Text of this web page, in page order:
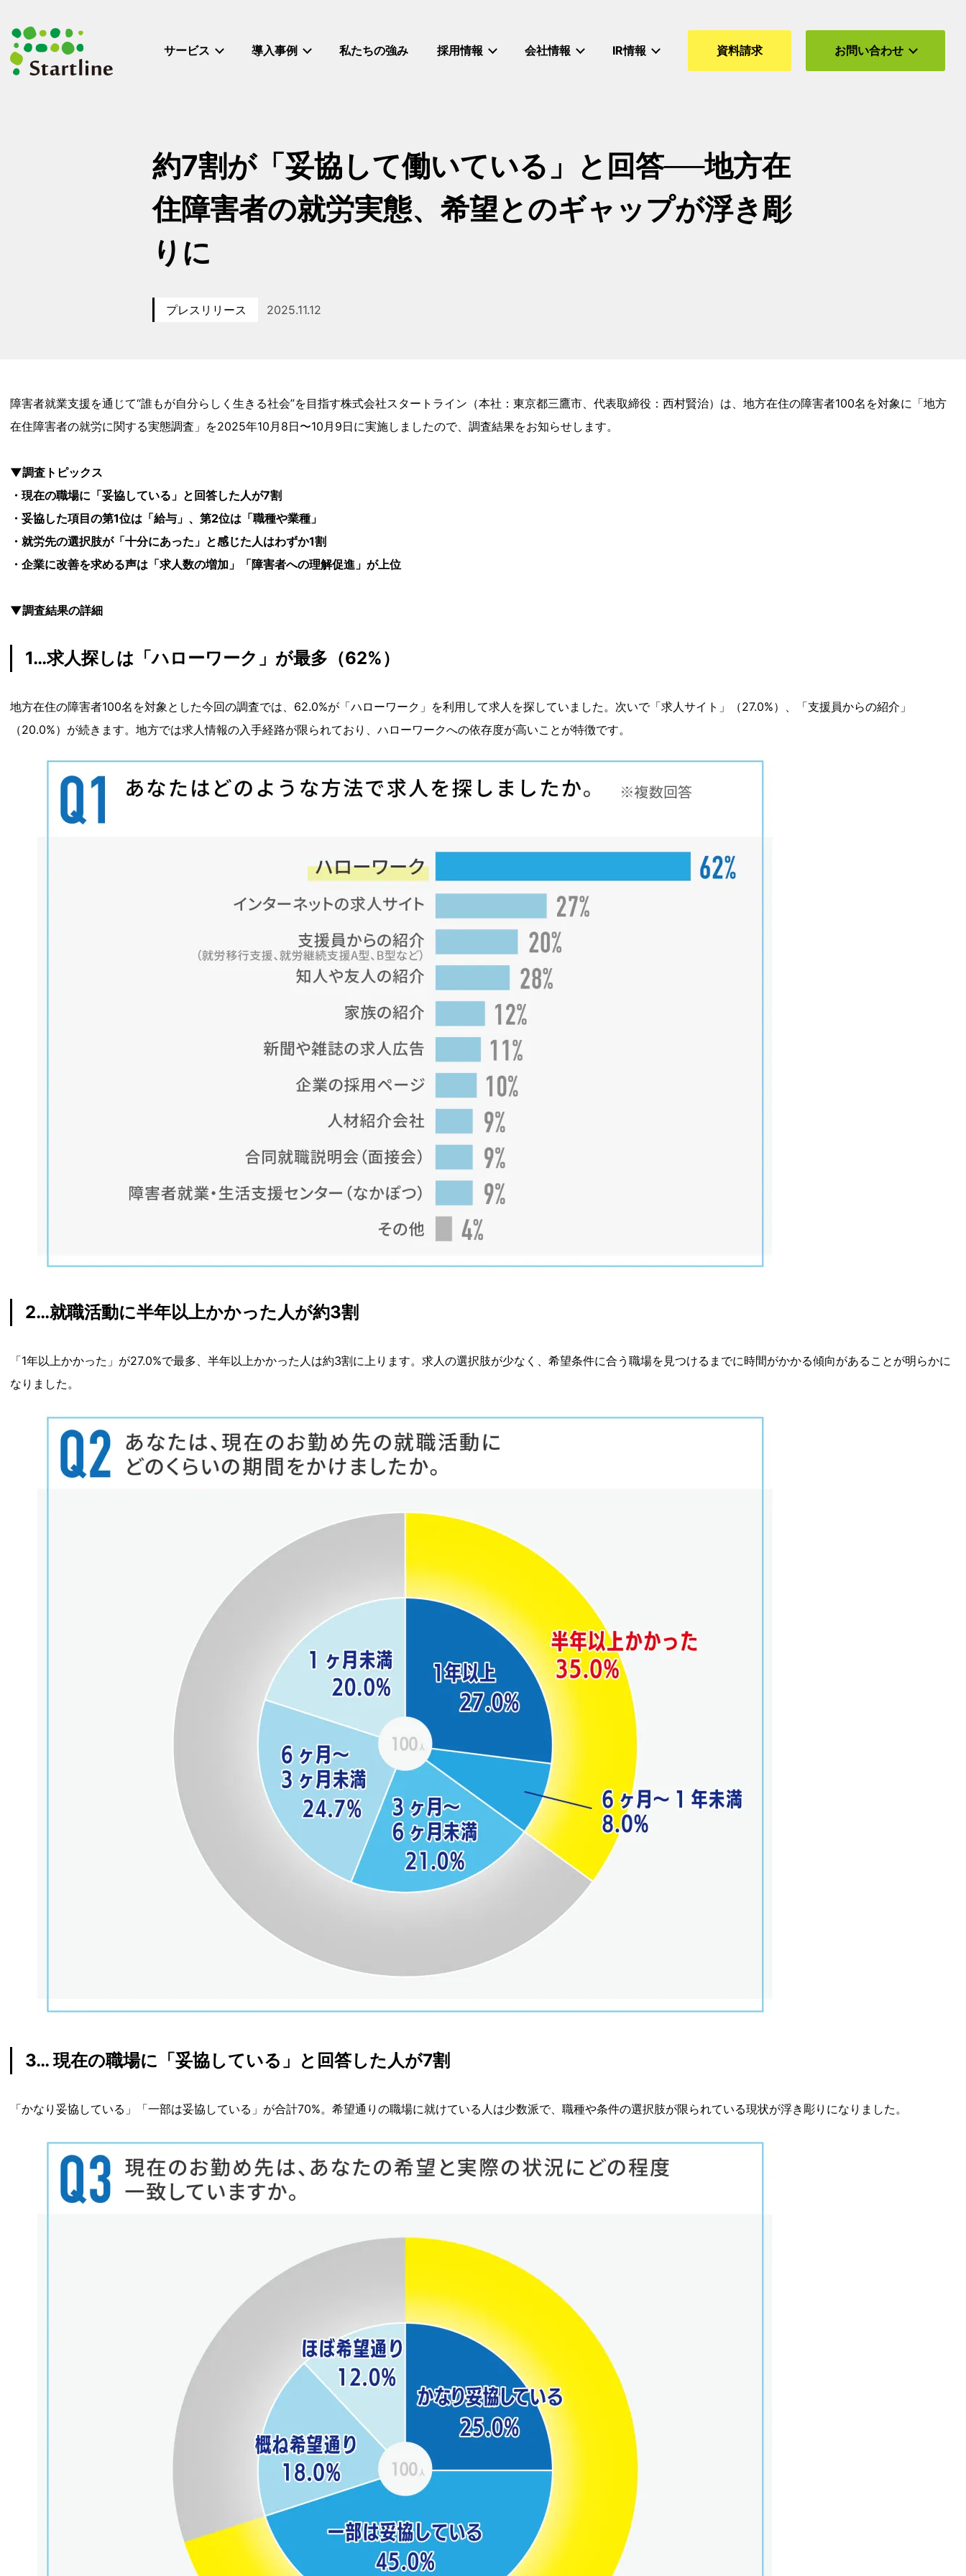
コ
サービス 導入事例 私たちの強み 採用情報 会社情報 IR情報 資料請求 お問い合わせ
約7割が「妥協して働いている」と回答──地方在
住障害者の就労実態、希望とのギャップが浮き彫
りに
カテゴリー
プレスリリース
投稿日
2025.11.12
障害者就業支援を通じて“誰もが自分らしく生きる社会”を目指す株式会社スタートライン（本社：東京都三鷹市、代表取締役：西村賢治）は、地方在住の障害者100名を対象に「地方
在住障害者の就労に関する実態調査」を2025年10月8日〜10月9日に実施しましたので、調査結果をお知らせします。
▼調査トピックス
・現在の職場に「妥協している」と回答した人が7割
・妥協した項目の第1位は「給与」、第2位は「職種や業種」
・就労先の選択肢が「十分にあった」と感じた人はわずか1割
・企業に改善を求める声は「求人数の増加」「障害者への理解促進」が上位
▼調査結果の詳細
1…求人探しは「ハローワーク」が最多（62%）
地方在住の障害者100名を対象とした今回の調査では、62.0%が「ハローワーク」を利用して求人を探していました。次いで「求人サイト」（27.0%）、「支援員からの紹介」
（20.0%）が続きます。地方では求人情報の入手経路が限られており、ハローワークへの依存度が高いことが特徴です。
2…就職活動に半年以上かかった人が約3割
「1年以上かかった」が27.0%で最多、半年以上かかった人は約3割に上ります。求人の選択肢が少なく、希望条件に合う職場を見つけるまでに時間がかかる傾向があることが明らかに
なりました。
3… 現在の職場に「妥協している」と回答した人が7割
「かなり妥協している」「一部は妥協している」が合計70%。希望通りの職場に就けている人は少数派で、職種や条件の選択肢が限られている現状が浮き彫りになりました。